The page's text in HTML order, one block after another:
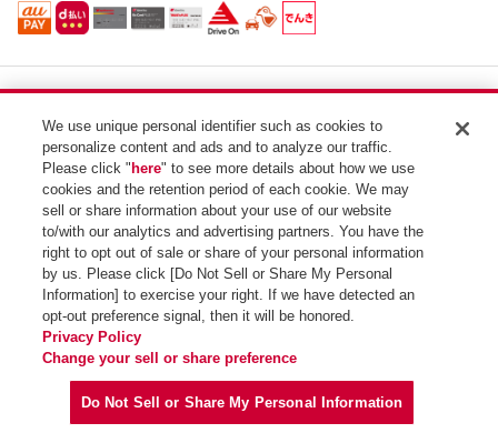
セルフ海老名SS / 神奈川石油（株）
住所：神奈川県海老名市中新田３-１６-５
電話番号：046-236-1010
SSコード：655721
Copyright (C) Idemitsu Kosan Co.,Ltd. All Rights Reserved.
We use unique personal identifier such as cookies to
personalize content and ads and to analyze our traffic.
Please click " here" to see more details about how we use
cookies and the retention period of each cookie. We may
sell or share information about your use of our website
to/with our analytics and advertising partners. You have the
right to opt out of sale or share of your personal information
by us. Please click [Do Not Sell or Share My Personal
Information] to exercise your right. If we have detected an
opt-out preference signal, then it will be honored.
Privacy Policy
Change your sell or share preference
Do Not Sell or Share My Personal Information